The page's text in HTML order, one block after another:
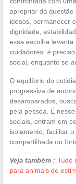
apropriar da questão
idosos, permanecer
dignidade,
essa escolha
cuidadores: é
social, enquanto se
O equilíbrio do
progressiva de
desamparados,
pela pessoa. É
sociais, entram em
isolamento, facilitar
compartilhada ou
Veja também : Tudo
para animais de